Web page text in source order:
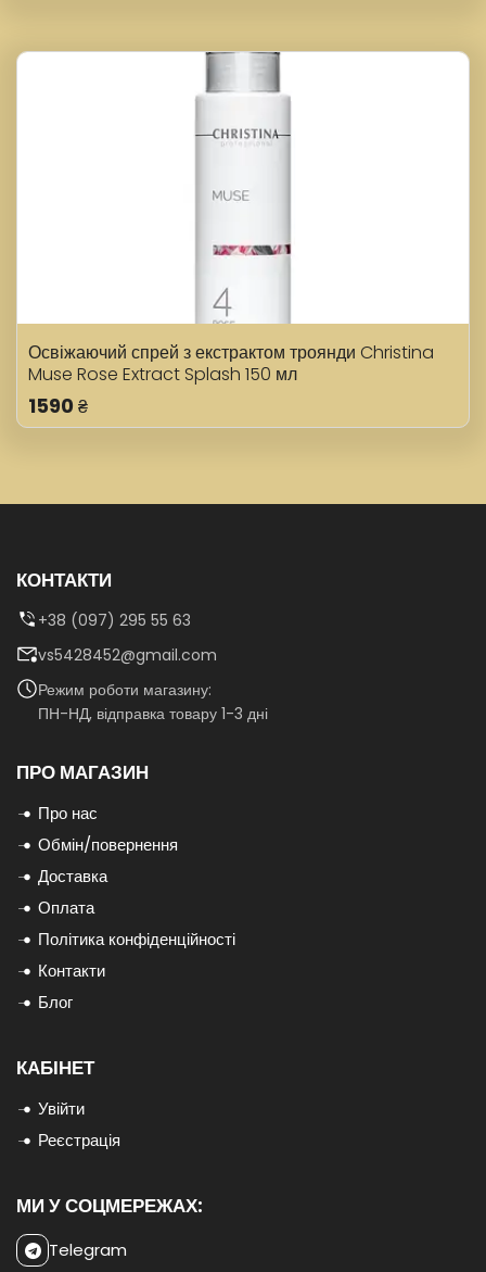
Освіжаючий спрей з екстрактом троянди Christina
Muse Rose Extract Splash 150 мл
1590 ₴
КОНТАКТИ
+38 (097) 295 55 63
vs5428452@gmail.com
Режим роботи магазину:
ПН-НД, відправка товару 1-3 дні
ПРО МАГАЗИН
Про нас
Обмін/повернення
Доставка
Оплата
Політика конфіденційності
Контакти
Блог
КАБІНЕТ
Увійти
Реєстрація
МИ У СОЦМЕРЕЖАХ:
Telegram